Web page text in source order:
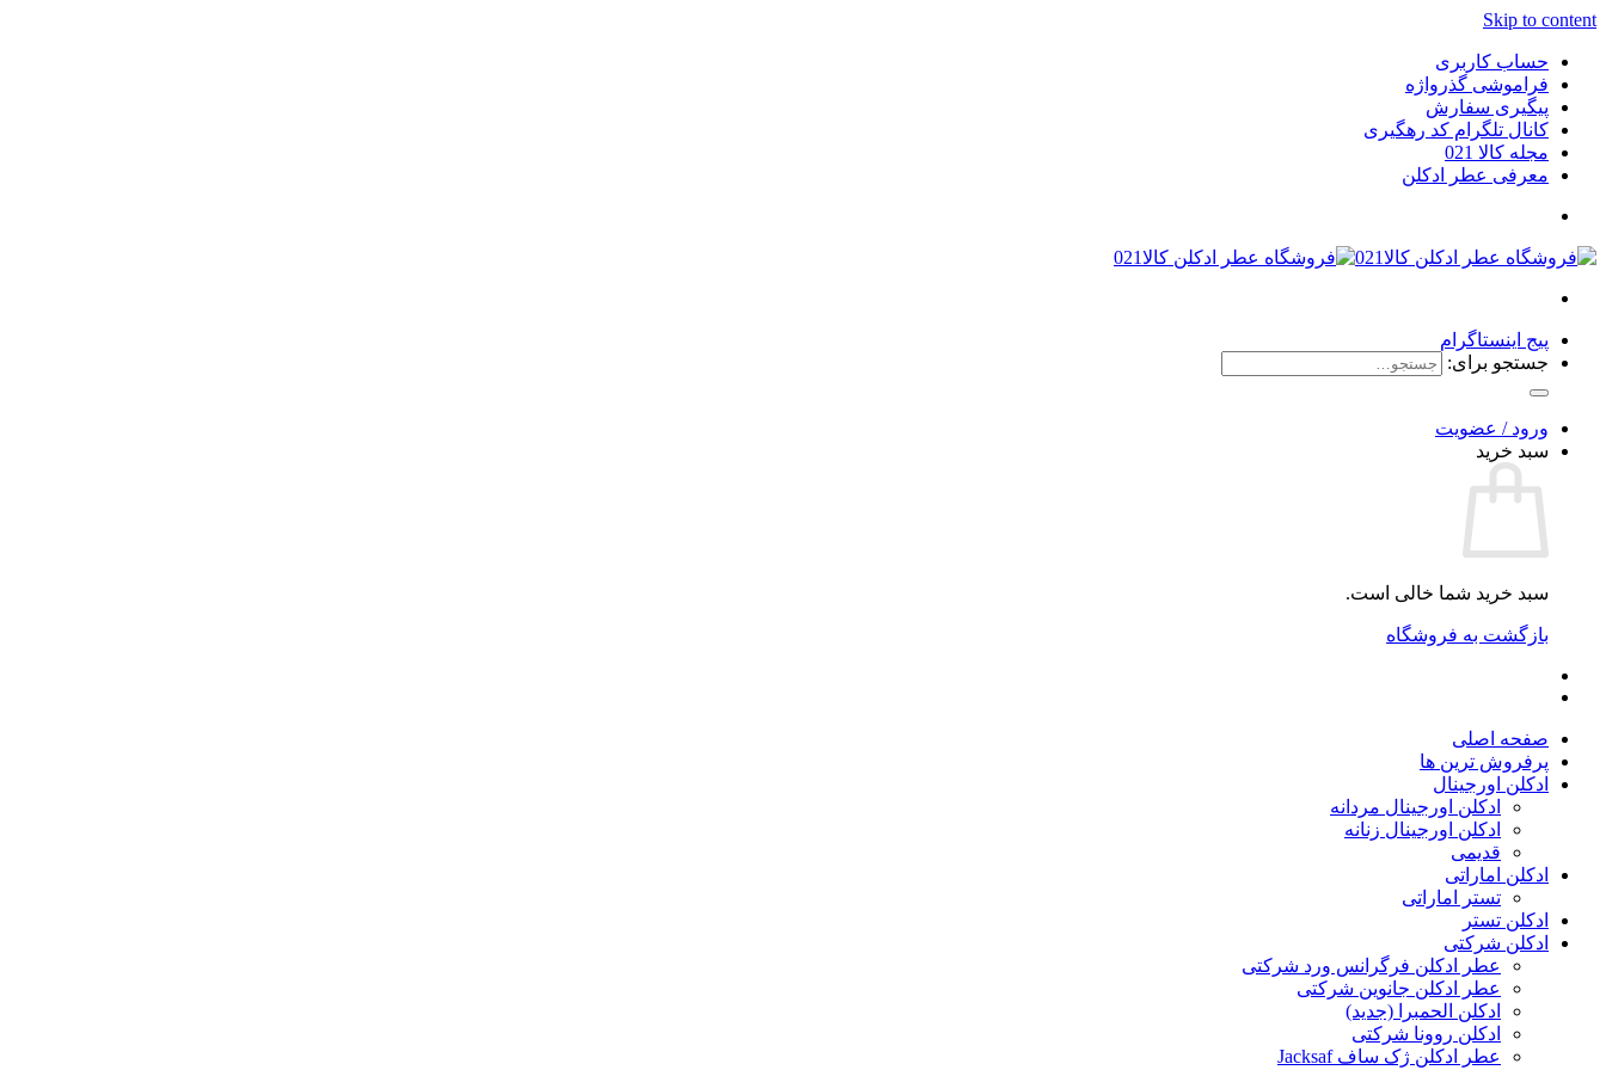
Skip to content
حساب کاربری
فراموشی گذرواژه
پیگیری سفارش
کانال تلگرام کد رهگیری
مجله کالا 021
معرفی عطر ادکلن
پیج اینستاگرام
جستجو برای:
ورود / عضویت
سبد خرید
سبد خرید شما خالی است.
بازگشت به فروشگاه
صفحه اصلی
پرفروش ترین ها
ادکلن اورجینال
ادکلن اورجینال مردانه
ادکلن اورجینال زنانه
قدیمی
ادکلن اماراتی
تستر اماراتی
ادکلن تستر
ادکلن شرکتی
عطر ادکلن فرگرانس ورد شرکتی
عطر ادکلن جانوین شرکتی
ادکلن الحمبرا (جدید)
ادکلن روونا شرکتی
عطر ادکلن ژک‌ ساف Jacksaf